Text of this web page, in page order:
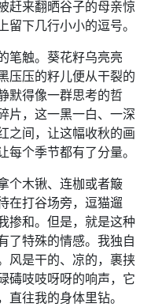
赶来翻晒谷子的母亲惊
下几行小小的逗号。
笔触。葵花籽乌亮亮
压压的籽儿便从干裂的
默得像一群思考的哲
片，这一黑一白、一深
之间，让这幅收秋的画
个季节都有了分量。
个木锹、连枷或者簸
在打谷场旁，逗猫遛
掺和。但是，就是这种
了特殊的情感。我独自
风是干的、凉的，裹挟
碡吱吱呀呀的响声，它
往我的身体里钻。